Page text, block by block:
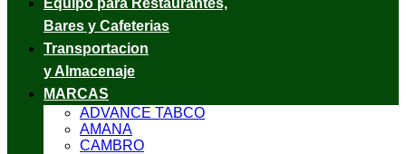
Equipo para Restaurantes,
Bares y Cafeterias
Transportacion
y Almacenaje
MARCAS
ADVANCE TABCO
AMANA
CAMBRO